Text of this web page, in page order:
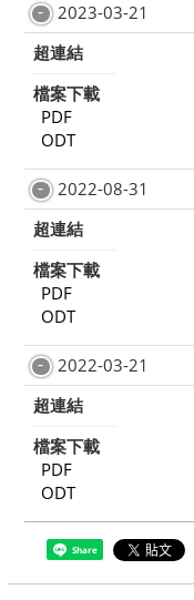
2023-03-21
超連結
檔案下載
PDF
ODT
2022-08-31
超連結
檔案下載
PDF
ODT
2022-03-21
超連結
檔案下載
PDF
ODT
Share